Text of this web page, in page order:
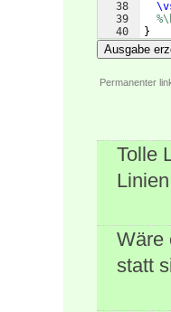
38
39
40
41
}
Ausgabe
Permanenter
Tolle
Wäre
statt